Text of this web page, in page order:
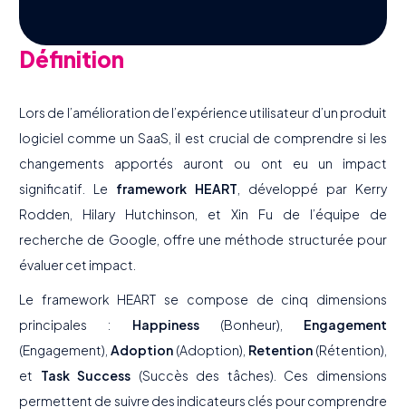
Définition
Lors de l’amélioration de l’expérience utilisateur d’un produit
logiciel comme un SaaS, il est crucial de comprendre si les
changements apportés auront ou ont eu un impact
significatif. Le framework HEART , développé par Kerry
Rodden, Hilary Hutchinson, et Xin Fu de l’équipe de
recherche de Google, offre une méthode structurée pour
évaluer cet impact.
Le framework HEART se compose de cinq dimensions
principales : Happiness(Bonheur), Engagement
(Engagement), Adoption (Adoption), Retention (Rétention),
et Task Success (Succès des tâches). Ces dimensions
permettent de suivre des indicateurs clés pour comprendre